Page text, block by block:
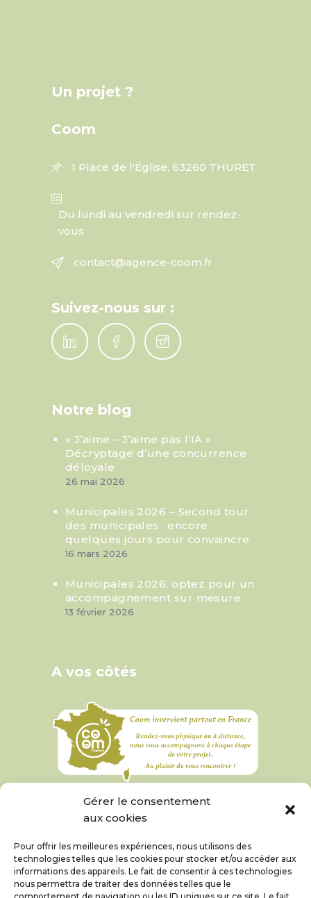
Gérer le consentement
aux cookies
Pour offrir les meilleures expériences, nous utilisons des
technologies telles que les cookies pour stocker et/ou accéder aux
informations des appareils. Le fait de consentir à ces technologies
nous permettra de traiter des données telles que le
Un projet ?
Coom
1 Place de l'Église, 63260 THURET
Du lundi au vendredi sur rendez-
vous
contact@agence-coom.fr
Suivez-nous sur :
Notre blog
« J’aime – J’aime pas l’IA »
Décryptage d’une concurrence
déloyale
26 mai 2026
Municipales 2026 – Second tour
des municipales : encore
quelques jours pour convaincre
16 mars 2026
Municipales 2026, optez pour un
accompagnement sur mesure
13 février 2026
A vos côtés